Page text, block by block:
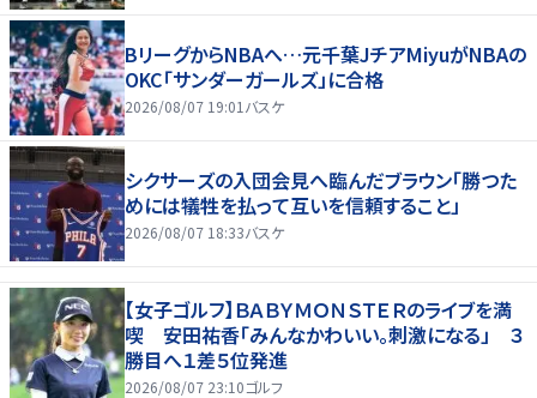
BリーグからNBAへ…元千葉JチアMiyuがNBAの
OKC「サンダーガールズ」に合格
2026/08/07 19:01 バスケ
シクサーズの入団会見へ臨んだブラウン「勝つた
めには犠牲を払って互いを信頼すること」
2026/08/07 18:33バスケ
【女子ゴルフ】ＢＡＢＹＭＯＮＳＴＥＲのライブを満
喫 安田祐香「みんなかわいい。刺激になる」 ３
勝目へ１差５位発進
2026/08/07 23:10ゴルフ